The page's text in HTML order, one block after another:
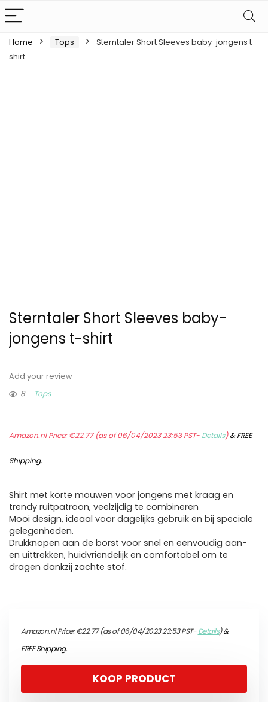
Home Tops
Sterntaler Short Sleeves baby-jongens t-
shirt
Sterntaler Short Sleeves baby-
jongens t-shirt
Add your review
8
Tops
Amazon.nl Price:€22.77(as of 06/04/2023 23:53 PST- Details)&FREE
Shipping.
Shirt met korte mouwen voor jongens met kraag en
trendy ruitpatroon, veelzijdig te combineren
Mooi design, ideaal voor dagelijks gebruik en bij speciale
gelegenheden.
Drukknopen aan de borst voor snel en eenvoudig aan-
en uittrekken, huidvriendelijk en comfortabel om te
dragen dankzij zachte stof.
Amazon.nl Price:€22.77(as of 06/04/2023 23:53 PST-Details)&
FREE Shipping.
KOOP PRODUCT